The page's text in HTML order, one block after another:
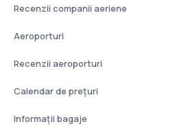
Recenzii companii aeriene
Aeroporturi
Recenzii aeroporturi
Calendar de prețuri
Informații bagaje